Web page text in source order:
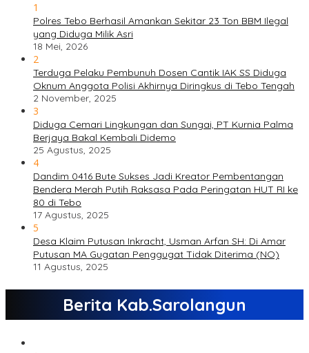
1
Polres Tebo Berhasil Amankan Sekitar 23 Ton BBM Ilegal
yang Diduga Milik Asri
18 Mei, 2026
2
Terduga Pelaku Pembunuh Dosen Cantik IAK SS Diduga
Oknum Anggota Polisi Akhirnya Diringkus di Tebo Tengah
2 November, 2025
3
Diduga Cemari Lingkungan dan Sungai, PT Kurnia Palma
Berjaya Bakal Kembali Didemo
25 Agustus, 2025
4
Dandim 0416 Bute Sukses Jadi Kreator Pembentangan
Bendera Merah Putih Raksasa Pada Peringatan HUT RI ke
80 di Tebo
17 Agustus, 2025
5
Desa Klaim Putusan Inkracht, Usman Arfan SH: Di Amar
Putusan MA Gugatan Penggugat Tidak Diterima (NO)
11 Agustus, 2025
Berita Kab.Sarolangun